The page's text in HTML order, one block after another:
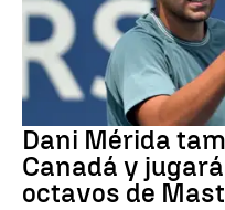
Dani Mérida
Canadá y
octavos de